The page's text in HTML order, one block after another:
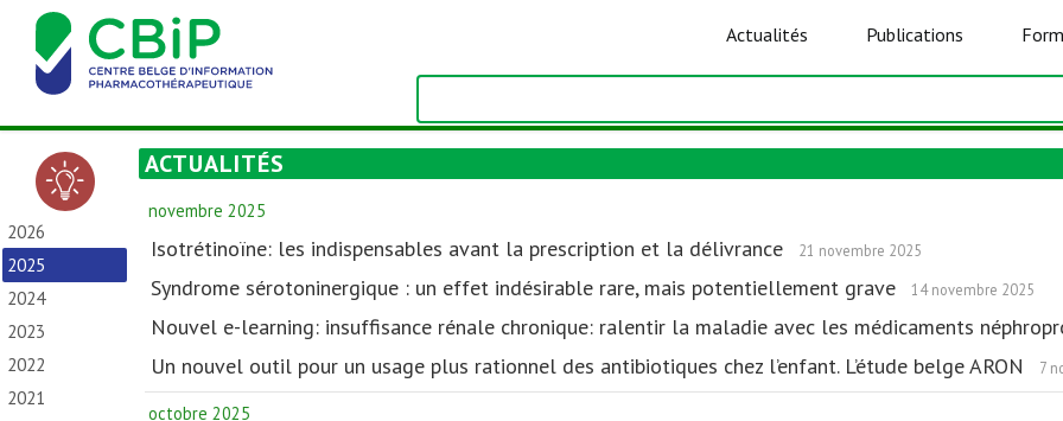
Actualités Publications
2026
2025
2024
2023
2022
2021
ACTUALITÉS
novembre 2025
Isotrétinoïne: les indispensables avant la prescription et la délivrance 21 novembre 2025
Syndrome sérotoninergique : un effet indésirable rare, mais potentiellement grave 14 novembre 2025
Nouvel e-learning: insuffisance rénale chronique: ralentir la maladie avec les médicaments
Un nouvel outil pour un usage plus rationnel des antibiotiques chez l’enfant. L’étude belge ARON
7
octobre 2025